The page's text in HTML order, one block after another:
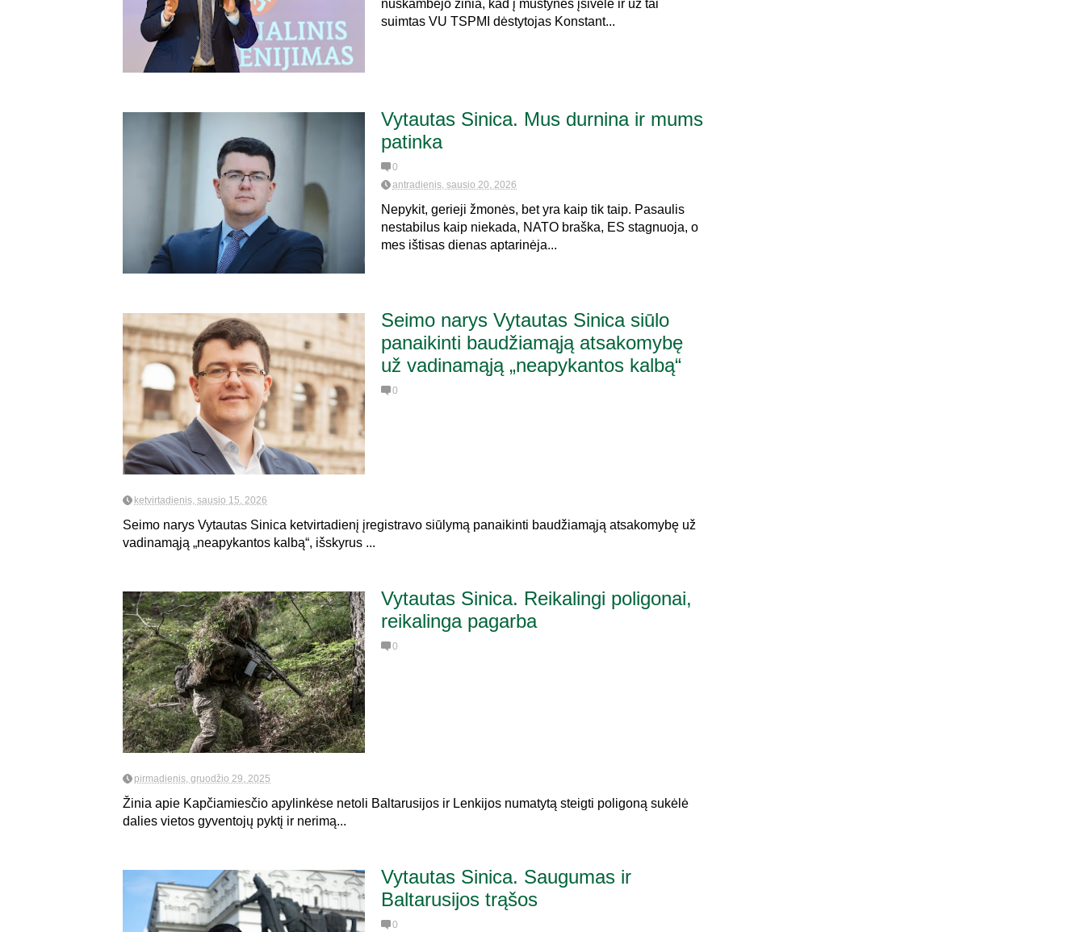
nuskambėjo žinia, kad į muštynes įsivėlė ir už tai
suimtas VU TSPMI dėstytojas Konstant...
Vytautas Sinica. Mus durnina ir mums
patinka
0
antradienis, sausio 20, 2026
Nepykit, gerieji žmonės, bet yra kaip tik taip. Pasaulis
nestabilus kaip niekada, NATO braška, ES stagnuoja, o
mes ištisas dienas aptarinėja...
Seimo narys Vytautas Sinica siūlo
panaikinti baudžiamąją atsakomybę
už vadinamąją „neapykantos kalbą“
0
ketvirtadienis, sausio 15, 2026
Seimo narys Vytautas Sinica ketvirtadienį įregistravo siūlymą panaikinti baudžiamąją atsakomybę už
vadinamąją „neapykantos kalbą“, išskyrus ...
Vytautas Sinica. Reikalingi poligonai,
reikalinga pagarba
0
pirmadienis, gruodžio 29, 2025
Žinia apie Kapčiamiesčio apylinkėse netoli Baltarusijos ir Lenkijos numatytą steigti poligoną sukėlė
dalies vietos gyventojų pyktį ir nerimą...
Vytautas Sinica. Saugumas ir
Baltarusijos trąšos
0